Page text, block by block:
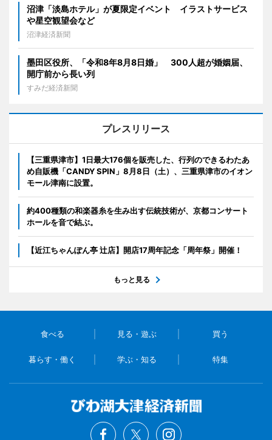
沼津「淡島ホテル」が夏限定イベント イラストサービス
や星空観望会など
沼津経済新聞
墨田区役所、「令和8年8月8日婚」 300人超が婚姻届、
開庁前から長い列
すみだ経済新聞
プレスリリース
【三重県津市】1日最大176個を販売した、行列のできるわたあ
め自販機「CANDY SPIN」8月8日（土）、三重県津市のイオン
モール津南に設置。
約400種類の和楽器糸を生み出す伝統技術が、京都コンサート
ホールを音で結ぶ。
【近江ちゃんぽん亭 辻店】開店17周年記念「周年祭」開催！
もっと見る
食べる 見る・遊ぶ 買う
暮らす・働く 学ぶ・知る 特集